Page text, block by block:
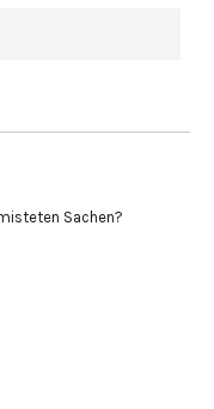
Sachen?